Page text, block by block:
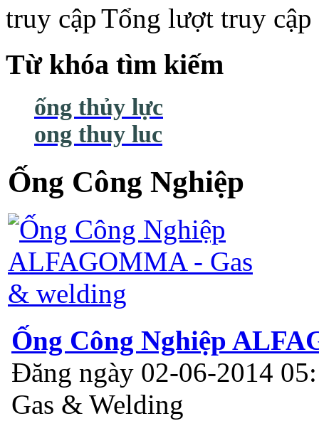
Tổng lượt truy
Từ khóa tìm kiếm
ống thủy lực
ong thuy luc
Ống Công Nghiệp
Ống Công Nghiệp
Đăng ngày 02-06-2014
Gas & Welding